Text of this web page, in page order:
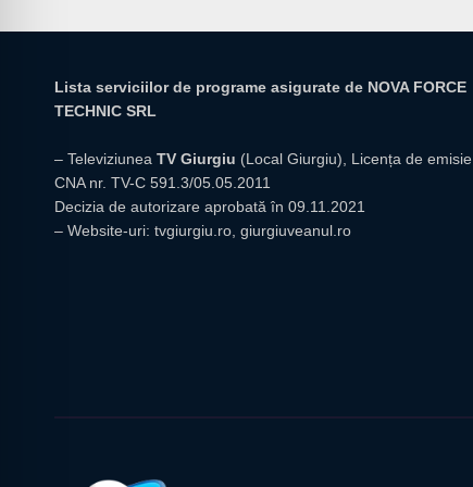
Lista serviciilor de programe asigurate de NOVA FORCE
TECHNIC SRL
– Televiziunea TV Giurgiu (Local Giurgiu), Licența de emisie
CNA nr. TV-C 591.3/05.05.2011
Decizia de autorizare aprobată în 09.11.2021
– Website-uri: tvgiurgiu.ro giurgiuveanul.ro